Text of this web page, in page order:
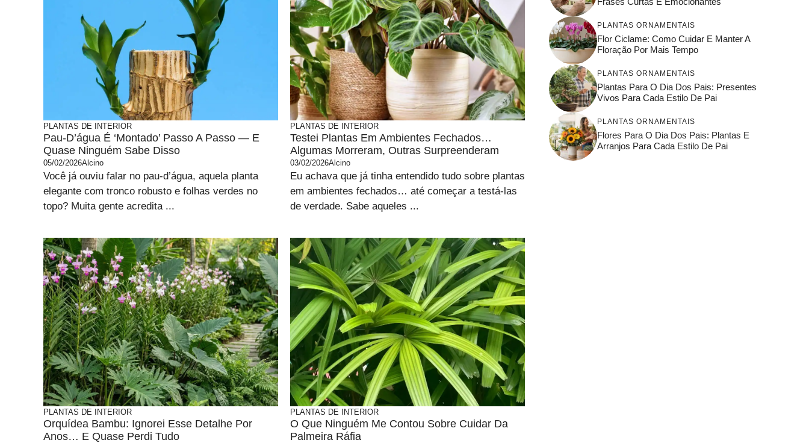
PLANTAS DE INTERIOR
Pau-D’água É ‘montado’ Passo A Passo — E
Quase Ninguém Sabe Disso
05/02/2026Alcino
Você já ouviu falar no pau-d’água, aquela planta
elegante com tronco robusto e folhas verdes no
topo? Muita gente acredita ...
PLANTAS DE INTERIOR
Testei Plantas Em Ambientes Fechados…
Algumas Morreram, Outras Surpreenderam
03/02/2026Alcino
Eu achava que já tinha entendido tudo sobre plantas
em ambientes fechados… até começar a testá-las
de verdade. Sabe aqueles ...
PLANTAS DE INTERIOR
Orquídea Bambu: Ignorei Esse Detalhe Por
Anos… E Quase Perdi Tudo
PLANTAS DE INTERIOR
O Que Ninguém Me Contou Sobre Cuidar Da
Palmeira Ráfia
PLANTAS ORNAMENTAIS
Flor Ciclame: Como Cuidar E Manter A
Floração Por Mais Tempo
PLANTAS ORNAMENTAIS
Plantas Para O Dia Dos Pais: Presentes
Vivos Para Cada Estilo De Pai
PLANTAS ORNAMENTAIS
Flores Para O Dia Dos Pais: Plantas E
Arranjos Para Cada Estilo De Pai